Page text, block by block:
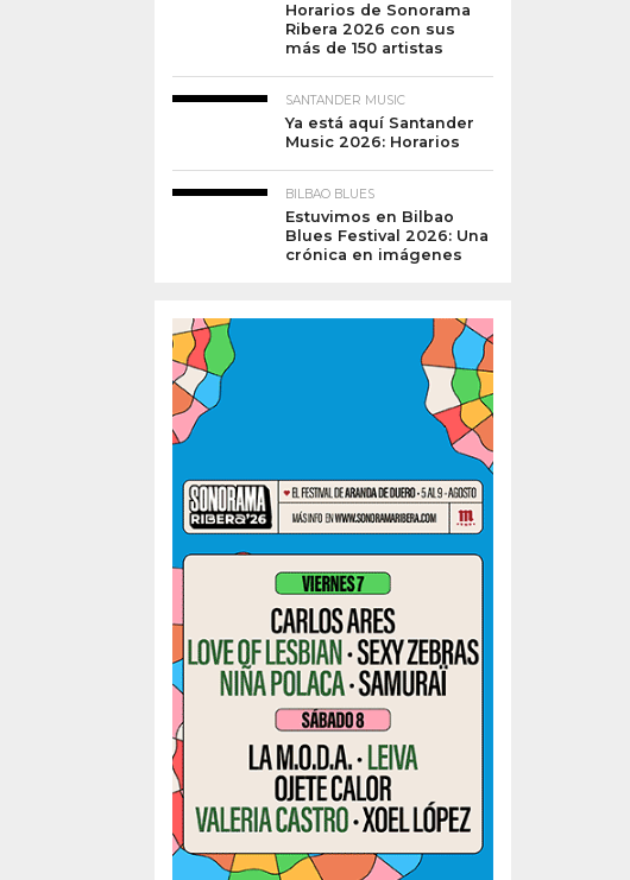
Horarios de Sonorama
Ribera 2026 con sus
más de 150 artistas
SANTANDER MUSIC
Ya está aquí Santander
Music 2026: Horarios
BILBAO BLUES
Estuvimos en Bilbao
Blues Festival 2026: Una
crónica en imágenes